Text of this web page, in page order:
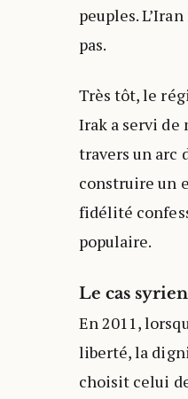
peuples.
pas.
Très tôt, le
Irak a servi de
travers un arc
construire un
fidélité
populaire.
Le cas
En 2011,
liberté, la
choisit celui